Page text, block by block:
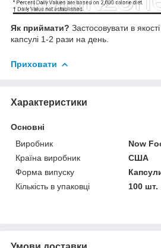
Як приймати? Застосовувати в
капсулі 1-2 рази на день.
Приховати
Характеристики
Основні
Виробник
Now
Країна виробник
США
Форма випуску
Кількість в упаковці
100 шт.